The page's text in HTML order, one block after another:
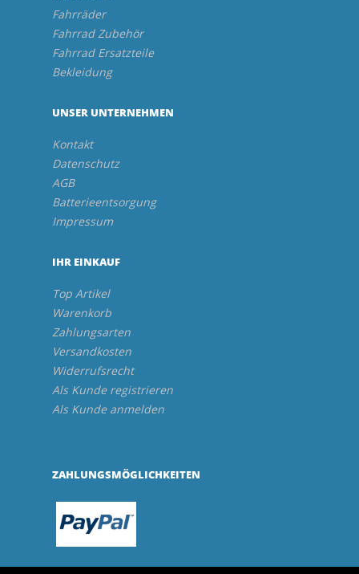
Fahrräder
Fahrrad Zubehör
Fahrrad Ersatzteile
Bekleidung
UNSER UNTERNEHMEN
Kontakt
Datenschutz
AGB
Batterieentsorgung
Impressum
IHR EINKAUF
Top Artikel
Warenkorb
Zahlungsarten
Versandkosten
Widerrufsrecht
Als Kunde registrieren
Als Kunde anmelden
ZAHLUNGSMÖGLICHKEITEN